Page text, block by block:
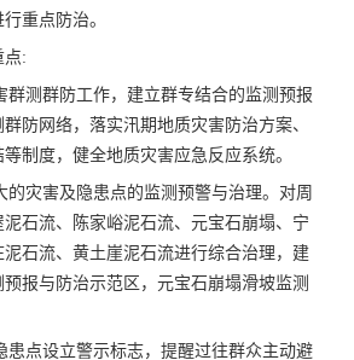
重点防治。
点:
群测群防工作，建立群专结合的监测预报
防网络，落实汛期地质灾害防治方案、
制度，健全地质灾害应急反应系统。
的灾害及隐患点的监测预警与治理。对周
石流、陈家峪泥石流、元宝石崩塌、宁
石流、黄土崖泥石流进行综合治理，建
报与防治示范区，元宝石崩塌滑坡监测
患点设立警示标志，提醒过往群众主动避